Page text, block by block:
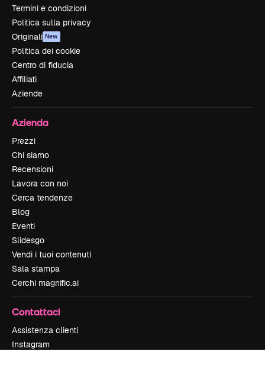
Termini e condizioni
Politica sulla privacy
Originali New
Politica dei cookie
Centro di fiducia
Affiliati
Aziende
Azienda
Prezzi
Chi siamo
Recensioni
Lavora con noi
Cerca tendenze
Blog
Eventi
Slidesgo
Vendi i tuoi contenuti
Sala stampa
Cerchi magnific.ai
Contattaci
Assistenza clienti
Instagram